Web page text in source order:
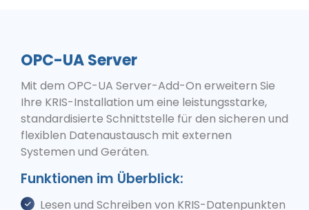
OPC-UA Server
Mit dem OPC-UA Server-Add-On erweitern Sie
Ihre KRIS-Installation um eine leistungsstarke,
standardisierte Schnittstelle für den sicheren und
flexiblen Datenaustausch mit externen
Systemen und Geräten.
Funktionen im Überblick:
Lesen und Schreiben von KRIS-Datenpunkten